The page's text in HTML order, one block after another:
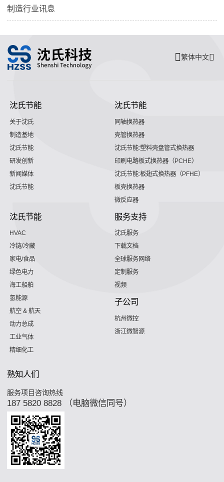
制造行业讯息
繁体中文
沈氏节能
关于沈氏
制造基地
沈氏节能
研发创新
新闻媒体
沈氏节能
沈氏节能
同轴换热器
壳管换热器
沈氏节能:塑料壳盘管式换热器
印刷电路板式换热器（PCHE）
沈氏节能:板翅式换热器（PFHE）
板壳换热器
微反应器
沈氏节能
HVAC
冷链/冷藏
家电/食品
绿色电力
海工船舶
氢能源
航空 & 航天
动力总成
工业气体
精细化工
服务支持
沈氏服务
下载文档
全球服务网络
定制服务
视频
子公司
杭州微控
浙江微智源
熟知人们
服务项目咨询热线
187 5820 8828 （电脑微信同号）